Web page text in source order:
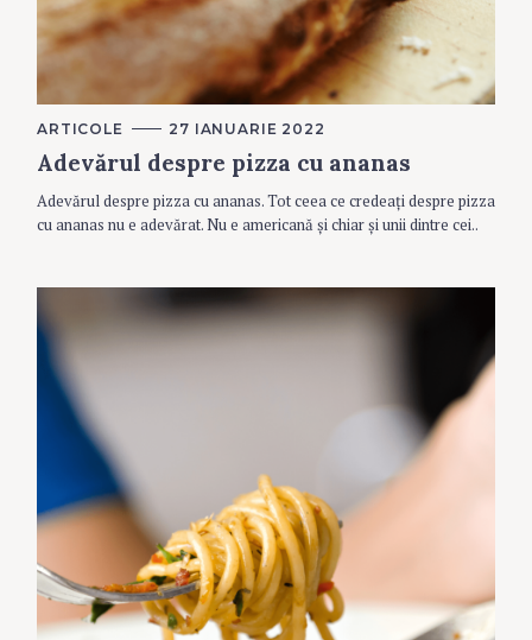
C
T
E
O
R
ARTICOLE 27 IANUARIE 2022
Adevărul despre pizza cu ananas
Adevărul despre pizza cu ananas. Tot ceea ce credeați despre pizza
cu ananas nu e adevărat. Nu e americană și chiar și unii dintre cei..